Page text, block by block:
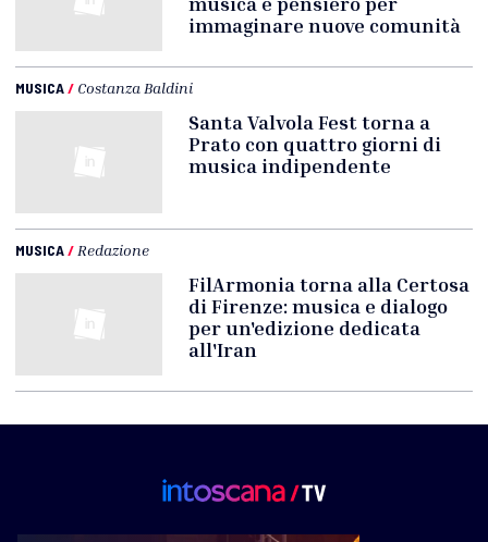
immaginare nuove comunità
MUSICA/ Costanza Baldini
Santa Valvola Fest torna a
Prato con quattro giorni di
musica indipendente
MUSICA/ Redazione
FilArmonia torna alla Certosa
di Firenze: musica e dialogo
per un'edizione dedicata
all'Iran